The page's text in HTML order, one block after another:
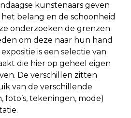
kunstenaars geven
het belang en de schoonheid
onderzoeken de grenzen
om deze naar hun hand
is een selectie van
die hier op geheel eigen
De verschillen zitten
van de verschillende
foto’s, tekeningen, mode)